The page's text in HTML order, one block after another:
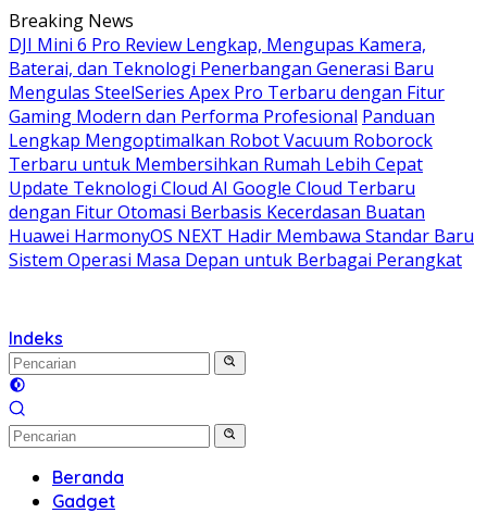
Langsung
ke
konten
Breaking News
DJI Mini 6 Pro Review Lengkap, Mengupas Kamera,
Baterai, dan Teknologi Penerbangan Generasi Baru
Mengulas SteelSeries Apex Pro Terbaru dengan Fitur
Gaming Modern dan Performa Profesional Panduan
Lengkap Mengoptimalkan Robot Vacuum Roborock
Terbaru untuk Membersihkan Rumah Lebih Cepat
Update Teknologi Cloud AI Google Cloud Terbaru
dengan Fitur Otomasi Berbasis Kecerdasan Buatan
Huawei HarmonyOS NEXT Hadir Membawa Standar Baru
Sistem Operasi Masa Depan untuk Berbagai Perangkat
Indeks
Beranda
Gadget